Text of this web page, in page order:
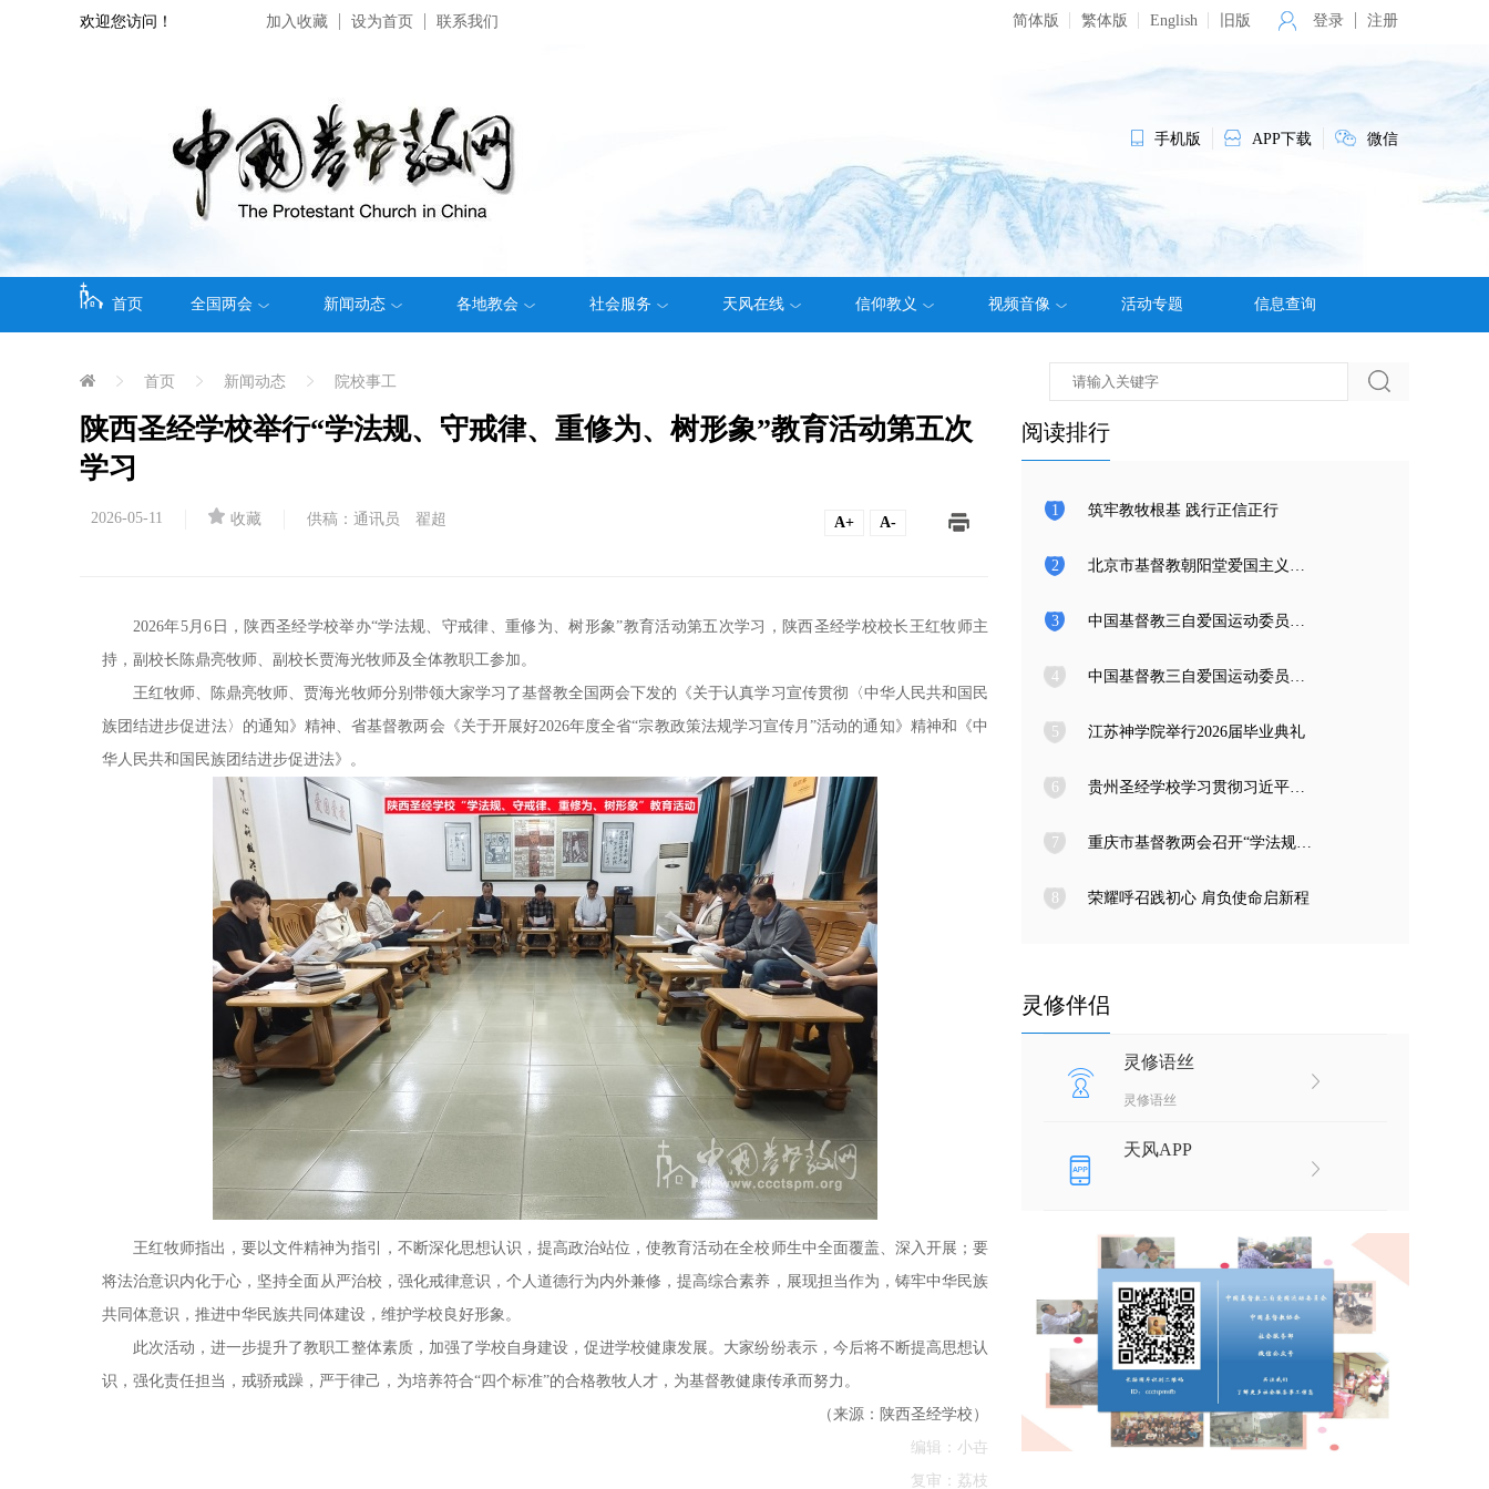
欢迎您访问！ 加入收藏 设为首页 联系我们 简体版 繁体版 English 旧版 登录 注册
手机版 APP下载 微信
首页 全国两会 新闻动态 各地教会 社会服务 天风在线 信仰教义 视频音像 活动专题 信息查询
首页 新闻动态 院校事工
陕西圣经学校举行“学法规、守戒律、重修为、树形象”教育活动第五次
学习
2026-05-11 收藏 供稿：通讯员 翟超 A+ A-
2026年5月6日，陕西圣经学校举办“学法规、守戒律、重修为、树形象”教育活动第五次学习，陕西圣经学校校长王红牧师主
持，副校长陈鼎亮牧师、副校长贾海光牧师及全体教职工参加。
王红牧师、陈鼎亮牧师、贾海光牧师分别带领大家学习了基督教全国两会下发的《关于认真学习宣传贯彻〈中华人民共和国民
族团结进步促进法〉的通知》精神、省基督教两会《关于开展好2026年度全省“宗教政策法规学习宣传月”活动的通知》精神和《中
华人民共和国民族团结进步促进法》。
王红牧师指出，要以文件精神为指引，不断深化思想认识，提高政治站位，使教育活动在全校师生中全面覆盖、深入开展；要
将法治意识内化于心，坚持全面从严治校，强化戒律意识，个人道德行为内外兼修，提高综合素养，展现担当作为，铸牢中华民族
共同体意识，推进中华民族共同体建设，维护学校良好形象。
此次活动，进一步提升了教职工整体素质，加强了学校自身建设，促进学校健康发展。大家纷纷表示，今后将不断提高思想认
识，强化责任担当，戒骄戒躁，严于律己，为培养符合“四个标准”的合格教牧人才，为基督教健康传承而努力。
（来源：陕西圣经学校）
编辑：小卋
复审：荔枝
阅读排行
1 筑牢教牧根基 践行正信正行
2 北京市基督教朝阳堂爱国主义教育学习访问团一行来访
3 中国基督教三自爱国运动委员会2026年度公开招聘工作人员面试公告
4 中国基督教三自爱国运动委员会2026年度公开招聘应届高校毕业生面试公告
5 江苏神学院举行2026届毕业典礼
6 贵州圣经学校学习贯彻习近平总书记在庆祝中国共产党成立105周年大会上的重要讲话精神
7 重庆市基督教两会召开“学法规、守戒律、重修为、树形象” 教育活动总结会
8 荣耀呼召践初心 肩负使命启新程
灵修伴侣
灵修语丝
灵修语丝
天风APP